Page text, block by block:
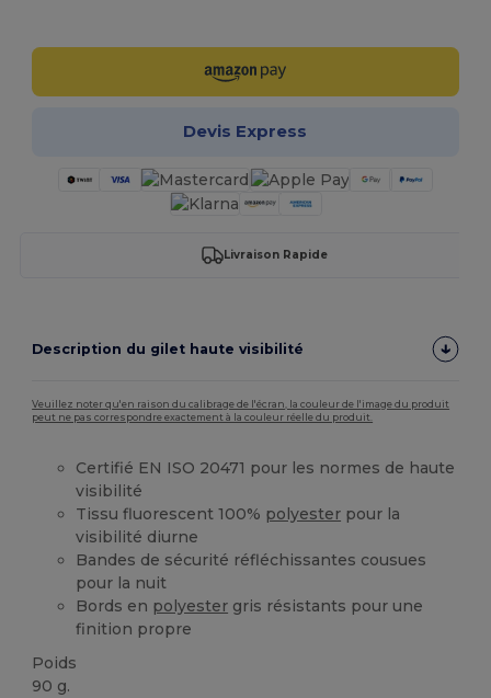
Devis Express
Livraison Rapide
Description du gilet haute visibilité
Veuillez noter qu'en raison du calibrage de l'écran, la couleur de l'image du produit
peut ne pas correspondre exactement à la couleur réelle du produit.
Certifié EN ISO 20471 pour les normes de haute
visibilité
Tissu fluorescent 100% polyester pour la
visibilité diurne
Bandes de sécurité réfléchissantes cousues
pour la nuit
Bords en polyester gris résistants pour une
finition propre
Poids
90 g.